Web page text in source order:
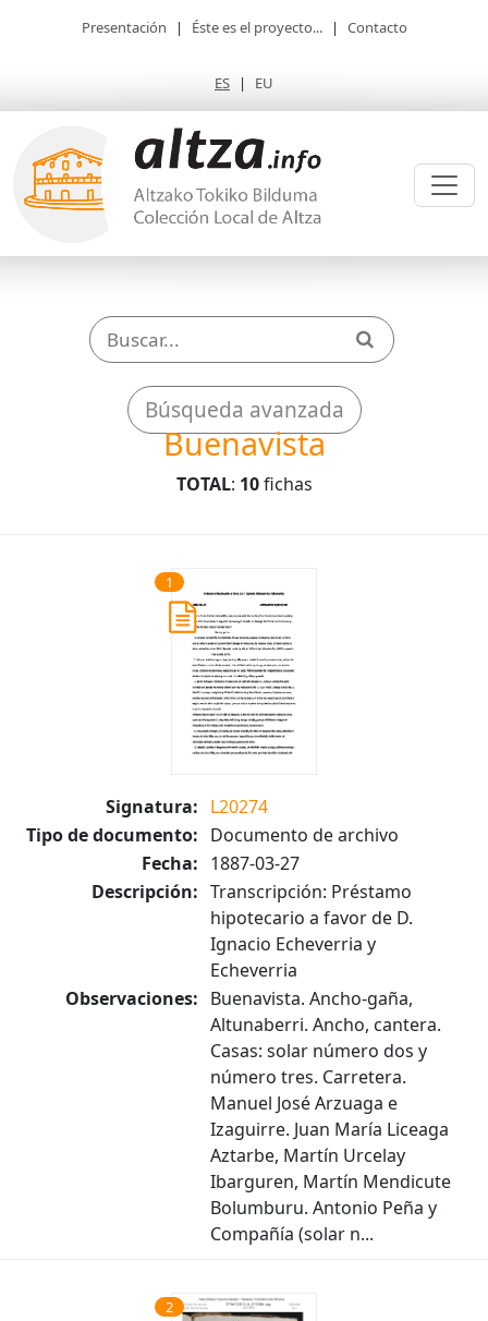
Presentación | Éste es el proyecto... | Contacto
ES | EU
Búsqueda avanzada
Buenavista
TOTAL: 10fichas
1
Signatura: L20274
Tipo de documento: Documento de archivo
Fecha: 1887-03-27
Descripción: Transcripción: Préstamo
hipotecario a favor de D.
Ignacio Echeverria y
Echeverria
Observaciones: Buenavista. Ancho-gaña,
Altunaberri. Ancho, cantera.
Casas: solar número dos y
número tres. Carretera.
Manuel José Arzuaga e
Izaguirre. Juan María Liceaga
Aztarbe, Martín Urcelay
Ibarguren, Martín Mendicute
Bolumburu. Antonio Peña y
Compañía (solar n...
2